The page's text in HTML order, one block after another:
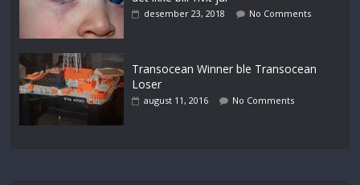
desember 23, 2018 No Comments
Transocean Winner ble Transocean
Loser
august 11, 2016 No Comments